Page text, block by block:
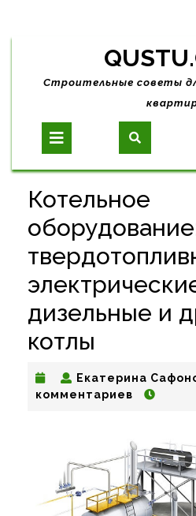
Skip
contentСтроительные советы
Open
Button
Котельное
дизельные и
котлы
Екатерина
комментариев